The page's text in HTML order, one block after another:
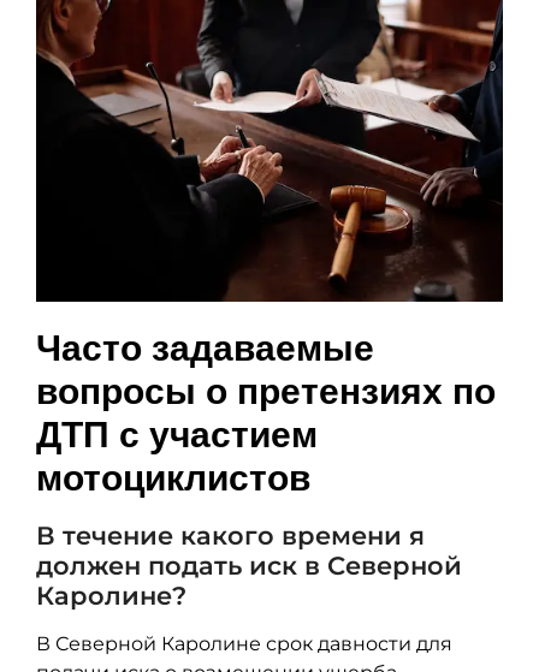
Часто задаваемые
вопросы о претензиях по
ДТП с участием
мотоциклистов
В течение какого времени я
должен подать иск в Северной
Каролине?
В Северной Каролине срок давности для